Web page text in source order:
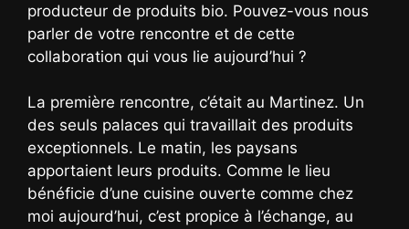
producteur de produits bio. Pouvez-vous nous
parler de votre rencontre et de cette
collaboration qui vous lie aujourd’hui ?
La première rencontre, c’était au Martinez. Un
des seuls palaces qui travaillait des produits
exceptionnels. Le matin, les paysans
apportaient leurs produits. Comme le lieu
bénéficie d’une cuisine ouverte comme chez
moi aujourd’hui, c’est propice à l’échange, au